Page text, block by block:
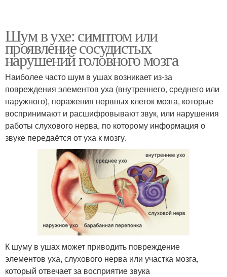
Шум в ухе: симптом или
проявление сосудистых
нарушений головного мозга
Наиболее часто шум в ушах возникает из-за
повреждения элементов уха (внутреннего, среднего или
наружного), поражения нервных клеток мозга, которые
воспринимают и расшифровывают звук, или нарушения
работы слухового нерва, по которому информация о
звуке передаётся от уха к мозгу.
К шуму в ушах может приводить повреждение
элементов уха, слухового нерва или участка мозга,
который отвечает за восприятие звука